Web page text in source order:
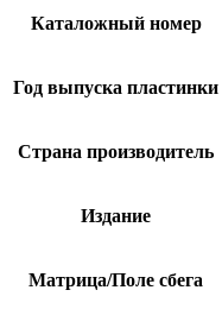
And
Louis
Япония,
1981,
Оби)
Каталожный номер
Год выпуска пластинки
Страна производитель
Издание
Матрица/Поле сбега